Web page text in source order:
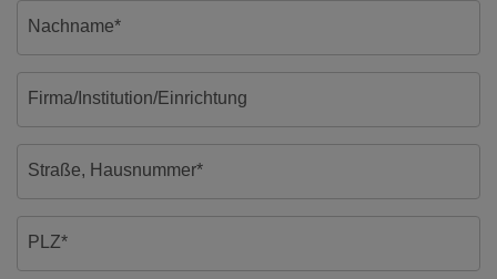
Nachname*
Firma/Institution/Einrichtung
Straße, Hausnummer*
PLZ*